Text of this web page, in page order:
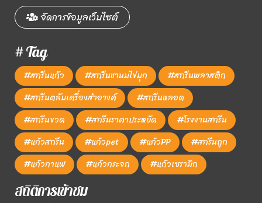
จัดการข้อมูลเว็บไซต์
# Tag
#สกรีนแก้ว #สกรีนชานมไข่มุก
#สกรีนพลาสติก
#สกรีนตลับเครื่องสำอางค์
#สกรีนหลอด
#สกรีนขวด
#สกรีนราคาประหยัด
#โรงงานสกรีน
#แก้วสกรีน
#แก้วpet #แก้วPP
#สกรีนถูก
#แก้วกาแฟ
#แก้วกระจก #แก้วเซรามิก
สถิติการเข้าชม